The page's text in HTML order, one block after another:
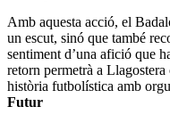
Amb aquesta acció, el
un escut, sinó que també
sentiment d’una afició que
retorn permetrà a
història futbolística amb
Futur